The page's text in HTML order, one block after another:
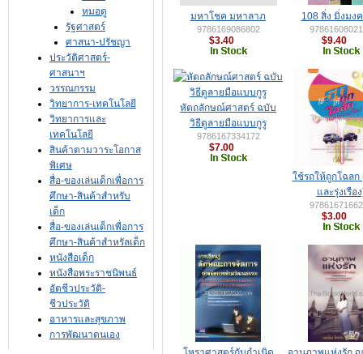
หมอดู
รัฐศาสตร์
ศาสนา-ปรัชญา
ประวัติศาสตร์-
ศาสนาฯ
วรรณกรรม
วิทยาการ-เทคโนโลยี
วิทยาการและ
เทคโนโลยี
สินค้าตามวาระโอกาส
พิเศษ
สื่อ-ของเล่นเด็กเพื่อการ
ศึกษา-สินค้าสำหรับ
เด็ก
สื่อ-ของเล่นเด็กเพื่อการ
ศึกษา-สินค้าสำหรัลเด็ก
หนังสือเด็ก
หนังสือพระราชนิพนธ์
อัตชีวประวัติ-
ชีวประวัติ
อาหารและสุขภาพ
การพัฒนาตนเอง
มหาโชค มหาลาภ
9786169086802
$3.40
108 สิ่ง มิ่งมง
$9.40
หัตถลักษณ์ศาสตร์ ฉบับ
วิธีดูลายมือแบบกูรู
9786167334172
$7.00
ใช้รถให้ถูกโฉลก
และรุ่งเรือ
$3.00